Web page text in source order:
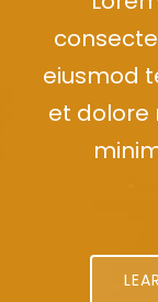
eiusmod
et dolore